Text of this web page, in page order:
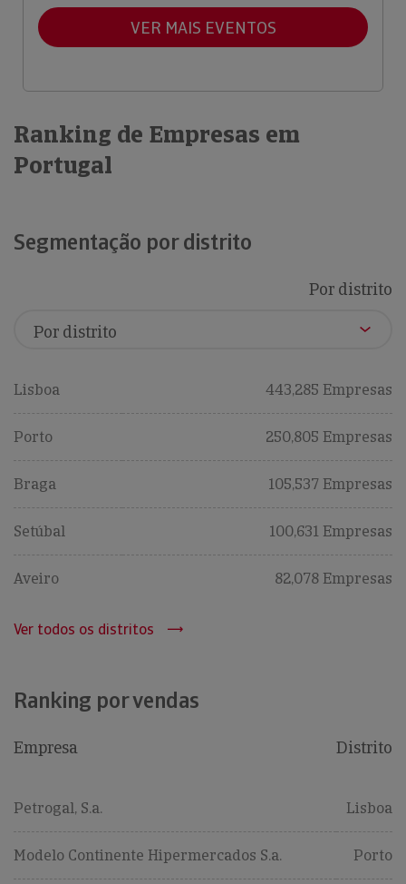
VER MAIS EVENTOS
Ranking de Empresas em
Portugal
Segmentação por distrito
Por distrito
Lisboa 443,285 Empresas
Porto 250,805 Empresas
Braga 105,537 Empresas
Setúbal 100,631 Empresas
Aveiro 82,078 Empresas
Ver todos os distritos
Ranking por vendas
Empresa Distrito
Petrogal, S.a. Lisboa
Modelo Continente Hipermercados S.a. Porto